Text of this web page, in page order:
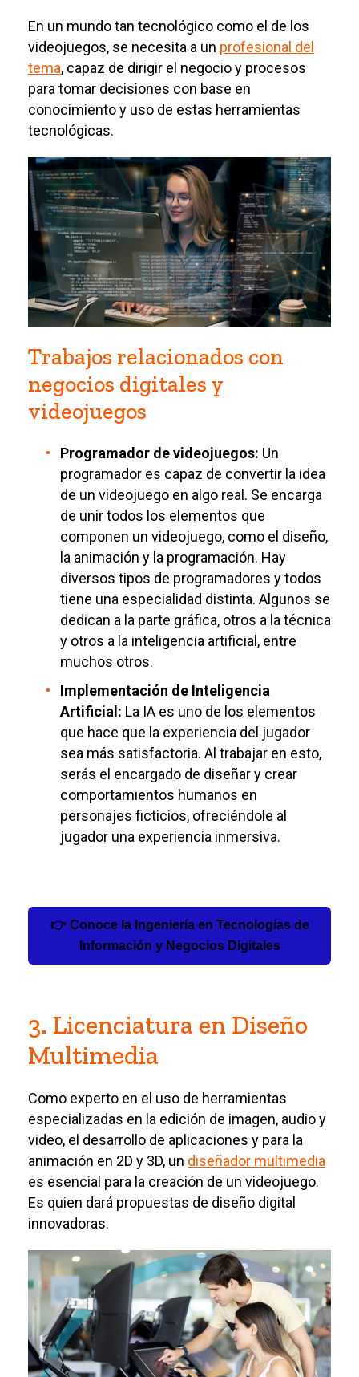
En un mundo tan tecnológico como el de los
videojuegos, se necesita a un profesional del
tema, capaz de dirigir el negocio y procesos
para tomar decisiones con base en
conocimiento y uso de estas herramientas
tecnológicas.
Trabajos relacionados con
negocios digitales y
videojuegos
Programador de videojuegos: Un
programador es capaz de convertir la idea
de un videojuego en algo real. Se encarga
de unir todos los elementos que
componen un videojuego, como el diseño,
la animación y la programación. Hay
diversos tipos de programadores y todos
tiene una especialidad distinta. Algunos se
dedican a la parte gráfica, otros a la técnica
y otros a la inteligencia artificial, entre
muchos otros.
Implementación de Inteligencia
Artificial: La IA es uno de los elementos
que hace que la experiencia del jugador
sea más satisfactoria. Al trabajar en esto,
serás el encargado de diseñar y crear
comportamientos humanos en
personajes ficticios, ofreciéndole al
jugador una experiencia inmersiva.
👉 Conoce la Ingeniería en Tecnologías de
Información y Negocios Digitales
3. Licenciatura en Diseño
Multimedia
Como experto en el uso de herramientas
especializadas en la edición de imagen, audio y
video, el desarrollo de aplicaciones y para la
animación en 2D y 3D, un diseñador multimedia
es esencial para la creación de un videojuego.
Es quien dará propuestas de diseño digital
innovadoras.